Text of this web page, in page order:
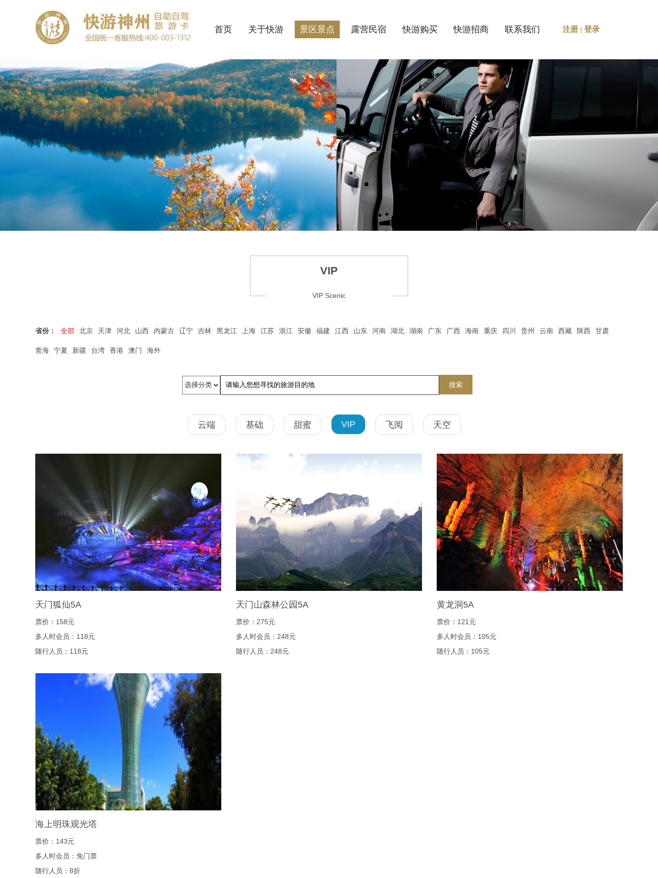
首页 关于快游 景区景点 露营民宿 快游购买 快游招商 联系我们 注册 | 登录
VIP
VIP Scenic
省份： 全部 北京 天津 河北 山西 内蒙古 辽宁 吉林 黑龙江 上海 江苏 浙江 安徽 福建 江西 山东 河南 湖北 湖南 广东 广西 海南 重庆 四川 贵州 云南 西藏 陕西 甘肃
青海 宁夏 新疆 台湾 香港 澳门 海外
搜索
云端 基础 甜蜜 VIP 飞阅 天空
天门狐仙5A
票价：158元
多人时会员：118元
随行人员：118元
天门山森林公园5A
票价：275元
多人时会员：248元
随行人员：248元
黄龙洞5A
票价：121元
多人时会员：105元
随行人员：105元
海上明珠观光塔
票价：143元
多人时会员：免门票
随行人员：8折